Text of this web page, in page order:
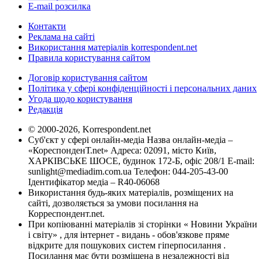
E-mail розсилка
Контакти
Реклама на сайті
Використання матеріалів korrespondent.net
Правила користування сайтом
Договір користування сайтом
Політика у сфері конфіденційності і персональних даних
Угода щодо користування
Редакція
© 2000-2026, Korrespondent.net
Суб'єкт у сфері онлайн-медіа Назва онлайн-медіа –
«КореспонденТ.net» Адреса: 02091, місто Київ,
ХАРКІВСЬКЕ ШОСЕ, будинок 172-Б, офіс 208/1 E-mail:
sunlight@mediadim.com.ua Телефон: 044-205-43-00
Ідентифікатор медіа – R40-06068
Використання будь-яких матеріалів, розміщених на
сайті, дозволяється за умови посилання на
Корреспондент.net.
При копіюванні матеріалів зі сторінки « Новини України
і світу» , для інтернет - видань - обов'язкове пряме
відкрите для пошукових систем гіперпосилання .
Посилання має бути розміщена в незалежності від